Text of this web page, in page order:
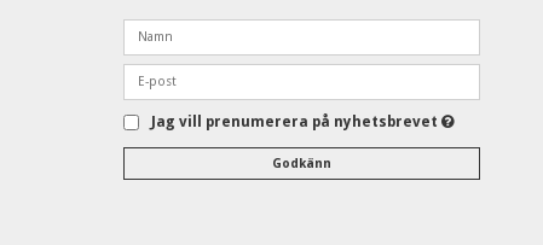
Jag vill prenumerera på nyhetsbrevet
Godkänn